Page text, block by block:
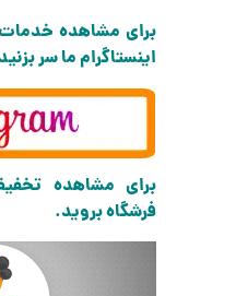
برای مشاهده
اینستاگرام ما سر
برای مشاهده
فرشگاه بروید.